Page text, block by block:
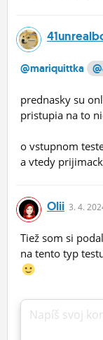
@mariquittka
prednasky su
pristupia na to
o vstupnom
a vtedy
Olii 3. 4.
Tiež som si
na tento typ
Napíš svoj